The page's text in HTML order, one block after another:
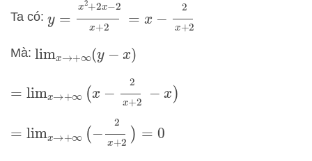
Ta có: 2+2x−2 x
Mà: limx→+∞(y− x)
lim x 2
lim − + )